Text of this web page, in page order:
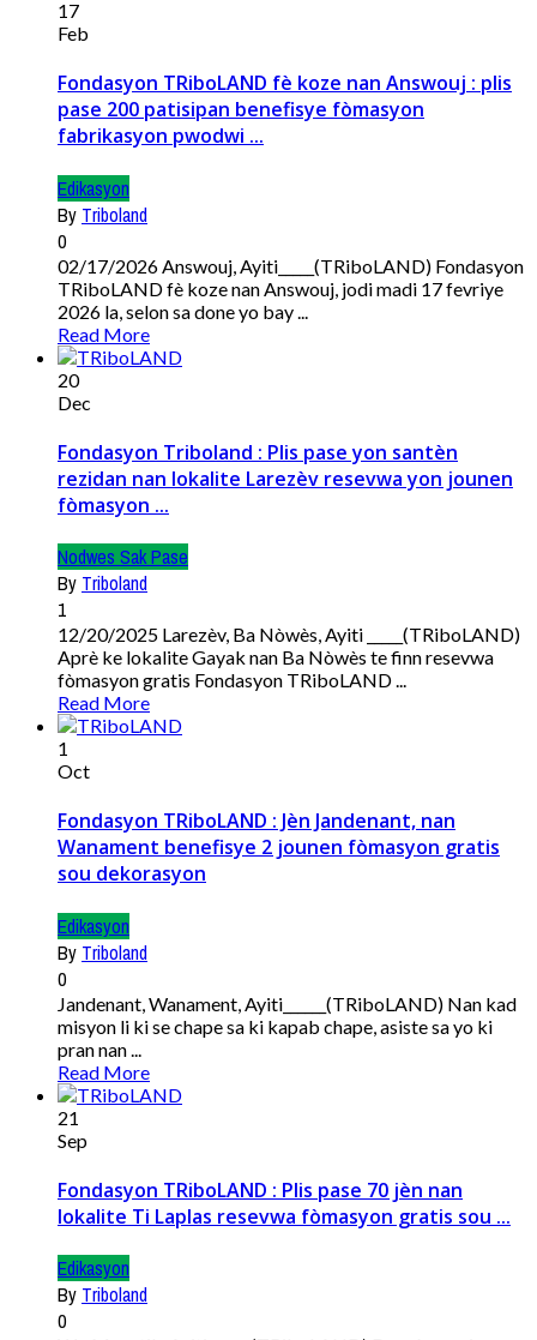
17
Feb
Fondasyon TRiboLAND fè koze nan Answouj : plis
pase 200 patisipan benefisye fòmasyon
fabrikasyon pwodwi ...
Edikasyon
By Triboland
0
02/17/2026 Answouj, Ayiti_____(TRiboLAND) Fondasyon
TRiboLAND fè koze nan Answouj, jodi madi 17 fevriye
2026 la, selon sa done yo bay ...
Read More
20
Dec
Fondasyon Triboland : Plis pase yon santèn
rezidan nan lokalite Larezèv resevwa yon jounen
fòmasyon ...
Nodwes Sak Pase
By Triboland
1
12/20/2025 Larezèv, Ba Nòwès, Ayiti _____(TRiboLAND)
Aprè ke lokalite Gayak nan Ba Nòwès te finn resevwa
fòmasyon gratis Fondasyon TRiboLAND ...
Read More
1
Oct
Fondasyon TRiboLAND : Jèn Jandenant, nan
Wanament benefisye 2 jounen fòmasyon gratis
sou dekorasyon
Edikasyon
By Triboland
0
Jandenant, Wanament, Ayiti______(TRiboLAND) Nan kad
misyon li ki se chape sa ki kapab chape, asiste sa yo ki
pran nan ...
Read More
21
Sep
Fondasyon TRiboLAND : Plis pase 70 jèn nan
lokalite Ti Laplas resevwa fòmasyon gratis sou ...
Edikasyon
By Triboland
0